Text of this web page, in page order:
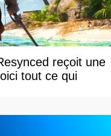
reçoit une
tout ce qui